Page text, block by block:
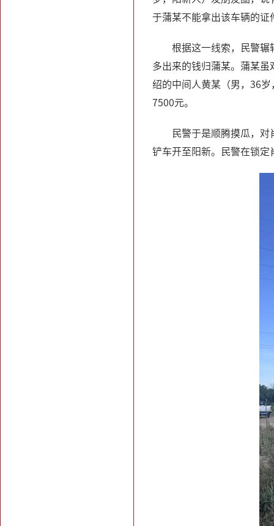
于蒲某不能拿出该车辆的
根据这一线索，民警辗
多出来的钱归蒲某。蒲某
绍的中间人黄某（男，36
7500元。
民警于是顺腾摸瓜，
铲车开至阳新。民警在锁定